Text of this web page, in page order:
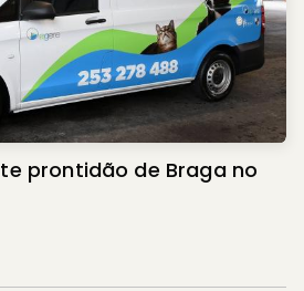
prontidão de Braga no